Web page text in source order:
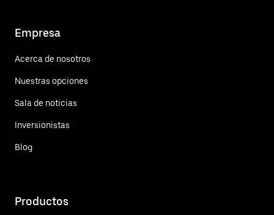
Empresa
Acerca de nosotros
Nuestras opciones
Sala de noticias
Inversionistas
Blog
Productos